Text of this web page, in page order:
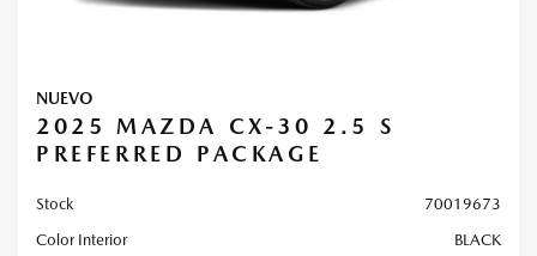
NUEVO
2025 MAZDA CX-30 2.5 S
PREFERRED PACKAGE
Stock
70019673
Color Interior
BLACK